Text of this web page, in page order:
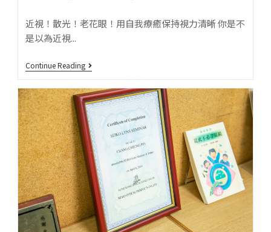
近視！散光！老花眼！用自我療癒保持視力清晰 你是不
是以為近視...
Continue Reading